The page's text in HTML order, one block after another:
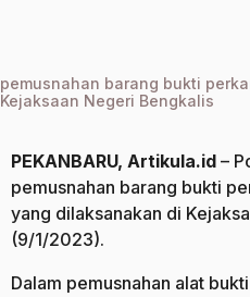
pemusnahan barang bukti
Kejaksaan Negeri Bengkalis
PEKANBARU, Artikula.id –
pemusnahan barang bukti
yang dilaksanakan di
(9/1/2023).
Dalam pemusnahan alat